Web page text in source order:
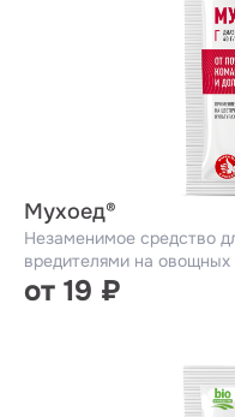
Мухоед®
Незаменимое средство
вредителями на овощных
от 19 ₽